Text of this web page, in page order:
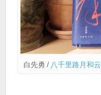
白先勇 / 八千里路月和云